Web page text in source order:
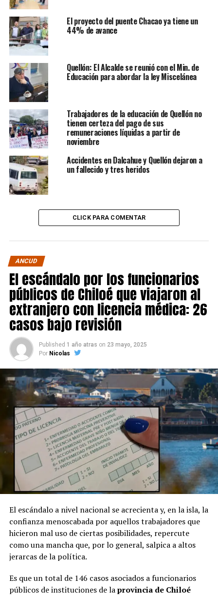
El proyecto del puente Chacao ya tiene un
44% de avance
Quellón: El Alcalde se reunió con el Min. de
Educación para abordar la ley Miscelánea
Trabajadores de la educación de Quellón no
tienen certeza del pago de sus
remuneraciones líquidas a partir de
noviembre
Accidentes en Dalcahue y Quellón dejaron a
un fallecido y tres heridos
CLICK PARA COMENTAR
ANCUD
El escándalo por los funcionarios
públicos de Chiloé que viajaron al
extranjero con licencia médica: 26
casos bajo revisión
Published 1 año atras on 23 mayo, 2025
Por Nicolas
El escándalo a nivel nacional se acrecienta y, en la isla, la
confianza menoscabada por aquellos trabajadores que
hicieron mal uso de ciertas posibilidades, repercute
como una mancha que, por lo general, salpica a altos
jerarcas de la política.
Es que un total de 146 casos asociados a funcionarios
públicos de instituciones de laprovincia de Chiloé